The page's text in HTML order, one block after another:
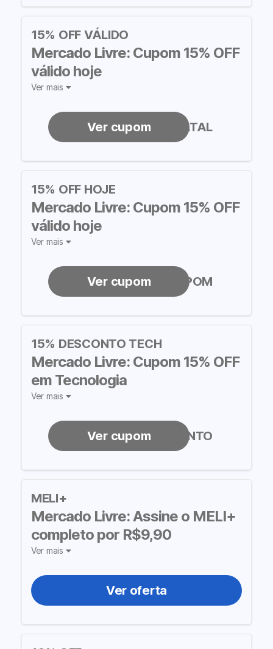
15% OFF VÁLIDO
Mercado Livre: Cupom 15% OFF
válido hoje
Ver mais
CHEGANATAL
15% OFF HOJE
Mercado Livre: Cupom 15% OFF
válido hoje
Ver mais
PROMOCUPOM
15% DESCONTO TECH
Mercado Livre: Cupom 15% OFF
em Tecnologia
Ver mais
MUITODESCONTO
MELI+
Mercado Livre: Assine o MELI+
completo por R$9,90
Ver mais
Ver oferta